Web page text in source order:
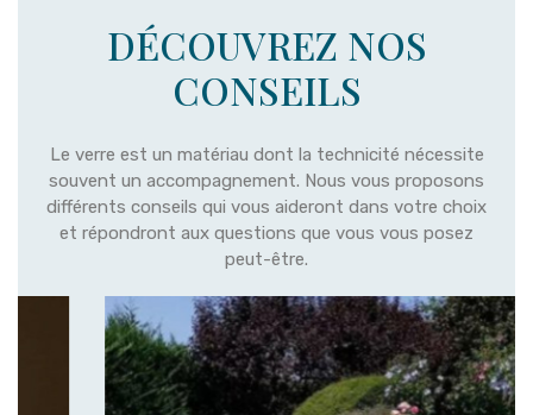
DÉCOUVREZ NOS
CONSEILS
Le verre est un matériau dont la technicité nécessite
souvent un accompagnement. Nous vous proposons
différents conseils qui vous aideront dans votre choix
et répondront aux questions que vous vous posez
peut-être.